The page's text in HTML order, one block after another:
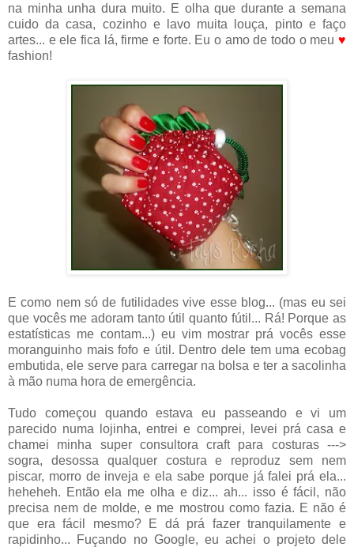
na minha unha dura muito. E olha que durante a semana
cuido da casa, cozinho e lavo muita louça, pinto e faço
artes... e ele fica lá, firme e forte. Eu o amo de todo o meu ♥
fashion!
E como nem só de futilidades vive esse blog... (mas eu sei
que vocês me adoram tanto útil quanto fútil... Rá! Porque as
estatísticas me contam...) eu vim mostrar prá vocês esse
moranguinho mais fofo e útil. Dentro dele tem uma ecobag
embutida, ele serve para carregar na bolsa e ter a sacolinha
à mão numa hora de emergência.
Tudo começou quando estava eu passeando e vi um
parecido numa lojinha, entrei e comprei, levei prá casa e
chamei minha super consultora craft para costuras --->
sogra, desossa qualquer costura e reproduz sem nem
piscar, morro de inveja e ela sabe porque já falei prá ela...
heheheh. Então ela me olha e diz... ah... isso é fácil, não
precisa nem de molde, e me mostrou como fazia. E não é
que era fácil mesmo? E dá prá fazer tranquilamente e
rapidinho... Fuçando no Google, eu achei o projeto dele